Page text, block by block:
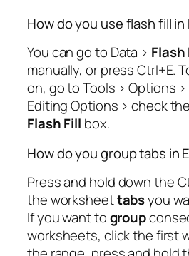
How do you use flash fill in
You can go to Data > Flash
manually, or press Ctrl+E.
on, go to Tools > Options
Editing Options > check
Flash Fill box.
How do you group tabs in
Press and hold down the
the worksheettabsyou
If you want togroup
worksheets, click the first